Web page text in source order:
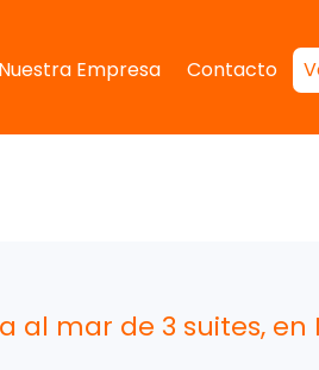
Nuestra Empresa Contacto
al mar de 3 suites, en